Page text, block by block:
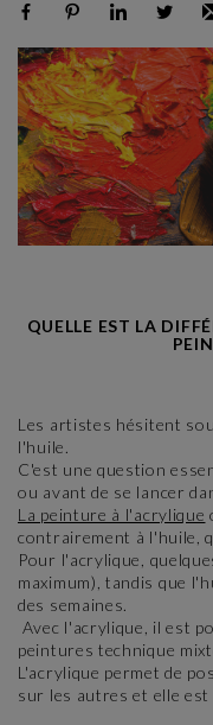
QUELLE EST LA
Les artistes hésitent
l'huile.
C'est une question
ou avant de se lancer
La peinture à l'acrylique
contrairement à l'huile,
Pour l'acrylique,
maximum), tandis que
des semaines.
Avec l'acrylique, il est
peintures technique
L'acrylique permet de
sur les autres et elle